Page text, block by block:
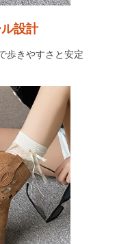
設計
歩きやすさと安定